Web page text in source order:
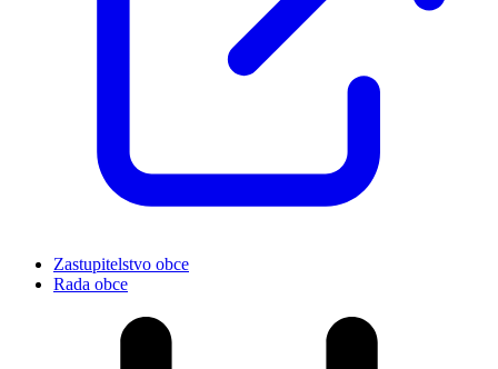
Zastupitelstvo obce
Rada obce